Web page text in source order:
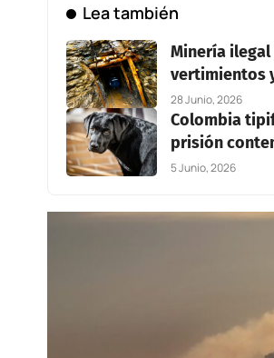
Lea también
Minería
vertimientos
28 Junio, 2026
Colombia
prisión
5 Junio, 2026